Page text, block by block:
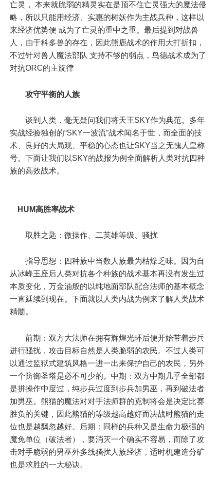
亡灵， 本来就脆弱的精灵实在是顶不住亡灵强大的魔法侵
略，所以只能用经济、实惠的树妖作为主战兵种，这样以
来经济优势便 成为了亡灵的重中之重。最后提到对战兽
人，由于科多兽的存在，因此熊鹿战术的作用大打折扣，
不过针对兽人魔法部队 支持不够的弱点，鸟德战术成为了
对抗ORC的主旋律
攻守平衡的人族
谈到人类，毫无疑问我们将天王SKY作为典范。多年
实战经验独创的“SKY一波流”战术闻名于世，而全面的技
术、良好的大局观、平稳的心态也让SKY当之无愧人皇称
号。下面让我们以SKY的战报为例全面解析人类对抗四种
族的高效战术。
HUM高胜率战术
取胜之匙：微操作、二英雄等级、骚扰
指导思想：四种族中当数人族最为枯燥乏味。因为自
从冰峰王座后人类对抗各个种族的战术基本再没有发生过
本质变化，万金油般的以纯地面部队配合法师的基本概念
一直延续到现在。下面就以人类内战为例来了解人类战术
精髓。
前期：双方大法师在拥有辉煌光环后便开始带着步兵
进行骚扰，攻击目标自然是人类脆弱的农民。不过人类可
以通过监狱式建筑风格一进一出来保护自己的农民，另外
一个防御圣塔是必不可少的。中期：双方中期几乎全部都
是拼操作中度过，纯步兵过度到步兵加男巫，再到破法者
加男巫。熊猫的魔法对对手法师群的克制将会是决定比赛
胜负的关键，因此熊猫的等级越高越好而决战时熊猫的走
位也是越飘忽越好。后期：同样的兵种又是生命力极强的
魔免单位（破法者），要消灭一个确实不容易，而除了攻
击对手脆弱的男巫外多线骚扰人族经济，适时机建造分矿
也是求胜的一大秘诀。